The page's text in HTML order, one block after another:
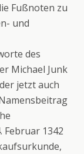
Fußnoten zu
und
des
Michael Junk
jetzt auch
Februar 1342